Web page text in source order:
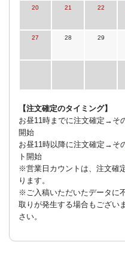
20 21 22
27 28 29
【注文確定のタイミング】
お昼11時までに注文確定→そ
開始
お昼11時以降に注文確定→そ
ト開始
※営業日カウントは、注文確
ります。
※ご入稿いただいたデータに
取りが発生する場合もござい
さい。